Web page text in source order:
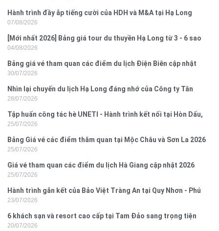
Hành trình đầy ắp tiếng cười của HDH và M&A tại Hạ Long
07/08/2026
[Mới nhất 2026] Bảng giá tour du thuyền Hạ Long từ 3 - 6 sao
04/08/2026
Bảng giá vé tham quan các điểm du lịch Điện Biên cập nhật
2026
30/07/2026
Nhìn lại chuyến du lịch Hạ Long đáng nhớ của Công ty Tân
Hưng 2026
28/07/2026
Tập huấn công tác hè UNETI - Hành trình kết nối tại Hòn Dấu,
Đồ Sơn
25/07/2026
Bảng Giá vé các điểm thăm quan tại Mộc Châu và Sơn La 2026
25/07/2026
Giá vé tham quan các điểm du lịch Hà Giang cập nhật 2026
25/07/2026
Hành trình gắn kết của Bảo Việt Tràng An tại Quy Nhơn - Phú
Yên
23/07/2026
6 khách sạn và resort cao cấp tại Tam Đảo sang trọng tiện
nghi
20/07/2026